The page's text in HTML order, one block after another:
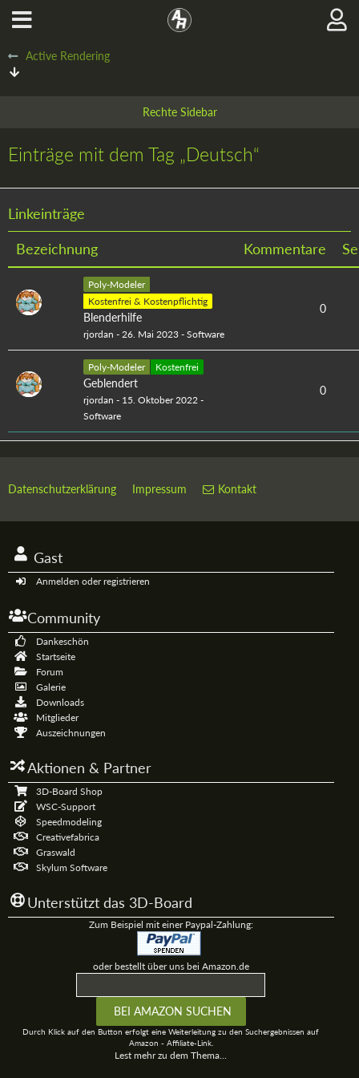
Active Rendering
Einträge mit dem Tag „Deutsch“
Linkeinträge
Bezeichnung
Kommentare
Poly-Modeler
Kostenfrei & Kostenpflichtig
Blenderhilfe
rjordan - 26. Mai 2023 - Software
0
Poly-Modeler Kostenfrei
Geblendert
rjordan - 15. Oktober 2022 -
Software
0
Datenschutzerklärung Impressum Kontakt
Gast
Anmelden oder registrieren
Community
Dankeschön
Startseite
Forum
Galerie
Downloads
Mitglieder
Auszeichnungen
Aktionen & Partner
3D-Board Shop
WSC-Support
Speedmodeling
Creativefabrica
Graswald
Skylum Software
Unterstützt das 3D-Board
Zum Beispiel mit einer Paypal-Zahlung:
oder bestellt über uns bei Amazon.de
Durch Klick auf den Button erfolgt eine Weiterleitung zu den Suchergebnissen auf
Amazon - Affiliate-Link.
Lest mehr zu dem Thema...